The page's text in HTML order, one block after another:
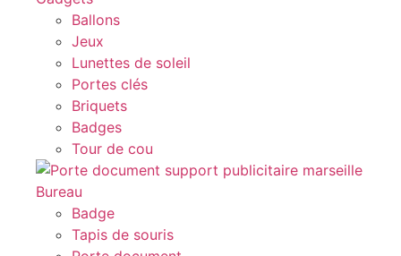
Ballons
Jeux
Lunettes de soleil
Portes clés
Briquets
Badges
Tour de cou
Bureau
Badge
Tapis de souris